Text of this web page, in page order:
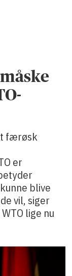
færøsk
er
blive
vil, siger
lige nu